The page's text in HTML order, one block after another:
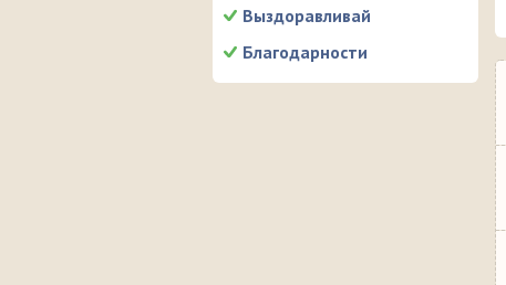
Выздоравливай
Благодарности